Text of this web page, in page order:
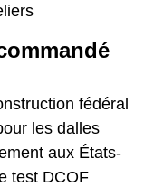
fédéral
les dalles
aux États-
test DCOF